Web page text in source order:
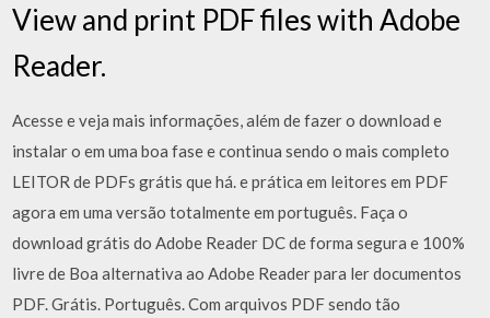
View and print PDF files with Adobe
Reader.
Acesse e veja mais informações, além de fazer o download e
instalar o em uma boa fase e continua sendo o mais completo
LEITOR de PDFs grátis que há. e prática em leitores em PDF
agora em uma versão totalmente em português. Faça o
download grátis do Adobe Reader DC de forma segura e 100%
livre de Boa alternativa ao Adobe Reader para ler documentos
PDF. Grátis. Português. Com arquivos PDF sendo tão